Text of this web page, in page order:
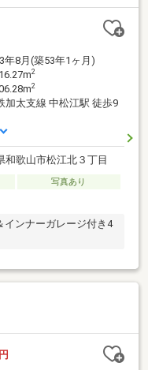
年8月(築53年1ヶ月)
2
2
加太支線 中松江駅 徒歩9
和歌山市松江北３丁目
写真あり
インナーガレージ付き4